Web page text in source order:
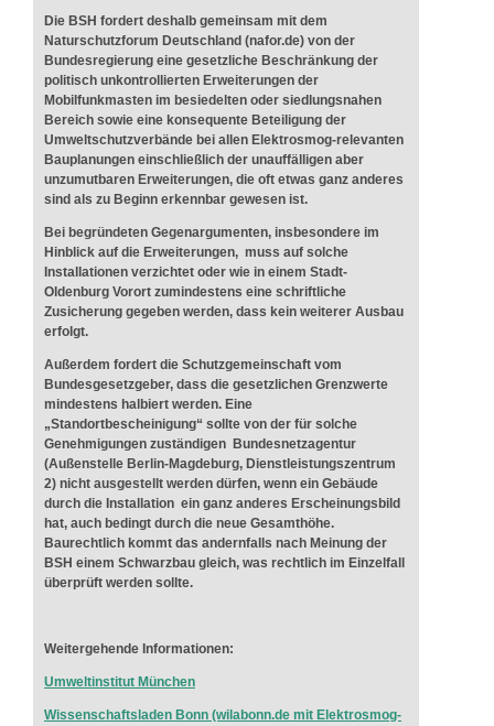
Die BSH fordert deshalb gemeinsam mit dem
Naturschutzforum Deutschland (nafor.de) von der
Bundesregierung eine gesetzliche Beschränkung der
politisch unkontrollierten Erweiterungen der
Mobilfunkmasten im besiedelten oder siedlungsnahen
Bereich sowie eine konsequente Beteiligung der
Umweltschutzverbände bei allen Elektrosmog-relevanten
Bauplanungen einschließlich der unauffälligen aber
unzumutbaren Erweiterungen, die oft etwas ganz anderes
sind als zu Beginn erkennbar gewesen ist.
Bei begründeten Gegenargumenten, insbesondere im
Hinblick auf die Erweiterungen, muss auf solche
Installationen verzichtet oder wie in einem Stadt-
Oldenburg Vorort zumindestens eine schriftliche
Zusicherung gegeben werden, dass kein weiterer Ausbau
erfolgt.
Außerdem fordert die Schutzgemeinschaft vom
Bundesgesetzgeber, dass die gesetzlichen Grenzwerte
mindestens halbiert werden. Eine
„Standortbescheinigung“ sollte von der für solche
Genehmigungen zuständigen Bundesnetzagentur
(Außenstelle Berlin-Magdeburg, Dienstleistungszentrum
2) nicht ausgestellt werden dürfen, wenn ein Gebäude
durch die Installation ein ganz anderes Erscheinungsbild
hat, auch bedingt durch die neue Gesamthöhe.
Baurechtlich kommt das andernfalls nach Meinung der
BSH einem Schwarzbau gleich, was rechtlich im Einzelfall
überprüft werden sollte.
Weitergehende Informationen:
Umweltinstitut München
Wissenschaftsladen Bonn (wilabonn.de mit Elektrosmog-